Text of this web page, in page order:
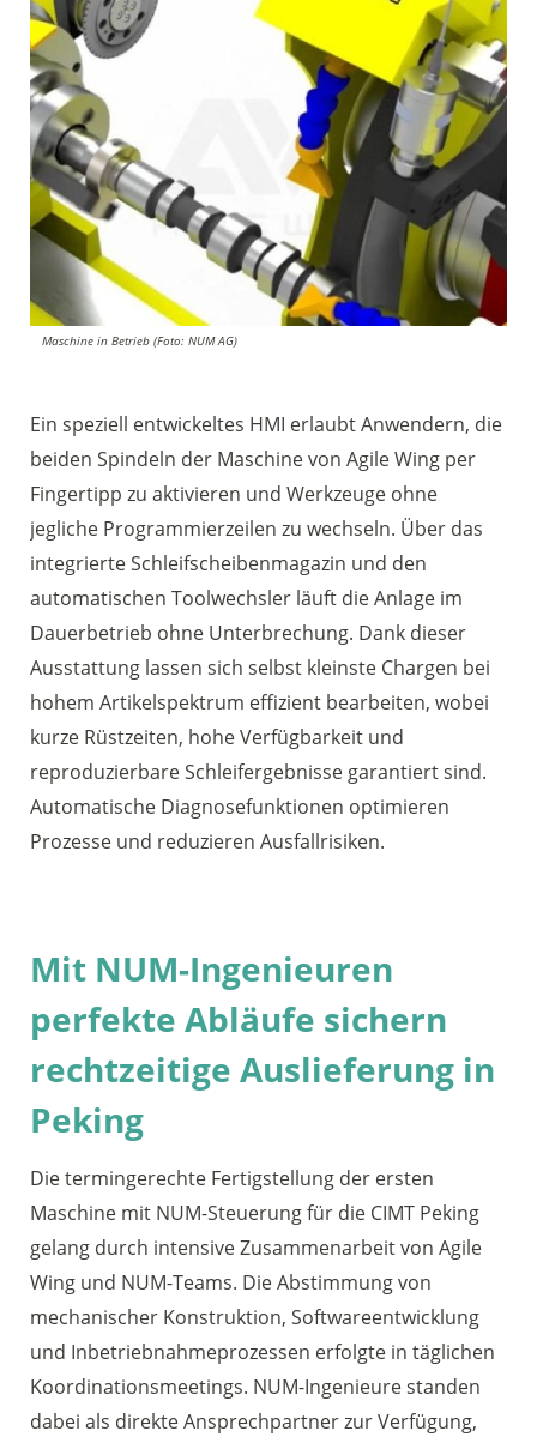
Maschine in Betrieb (Foto: NUM AG)
Ein speziell entwickeltes HMI erlaubt Anwendern, die
beiden Spindeln der Maschine von Agile Wing per
Fingertipp zu aktivieren und Werkzeuge ohne
jegliche Programmierzeilen zu wechseln. Über das
integrierte Schleifscheibenmagazin und den
automatischen Toolwechsler läuft die Anlage im
Dauerbetrieb ohne Unterbrechung. Dank dieser
Ausstattung lassen sich selbst kleinste Chargen bei
hohem Artikelspektrum effizient bearbeiten, wobei
kurze Rüstzeiten, hohe Verfügbarkeit und
reproduzierbare Schleifergebnisse garantiert sind.
Automatische Diagnosefunktionen optimieren
Prozesse und reduzieren Ausfallrisiken.
Mit NUM-Ingenieuren
perfekte Abläufe sichern
rechtzeitige Auslieferung in
Peking
Die termingerechte Fertigstellung der ersten
Maschine mit NUM-Steuerung für die CIMT Peking
gelang durch intensive Zusammenarbeit von Agile
Wing und NUM-Teams. Die Abstimmung von
mechanischer Konstruktion, Softwareentwicklung
und Inbetriebnahmeprozessen erfolgte in täglichen
Koordinationsmeetings. NUM-Ingenieure standen
dabei als direkte Ansprechpartner zur Verfügung,